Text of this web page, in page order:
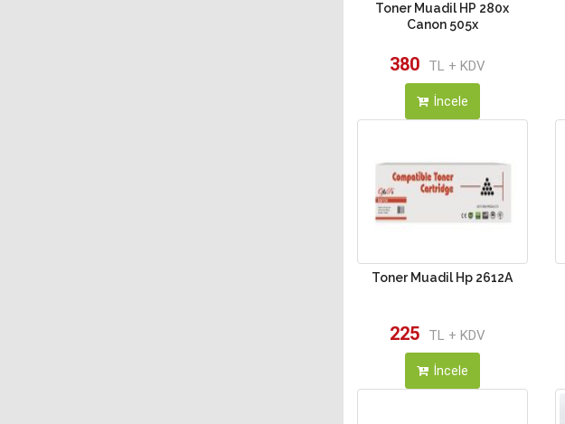
Toner Muadil HP 280x
Canon 505x
380 TL + KDV
İncele
Toner Muadil Hp 2612A
225 TL + KDV
İncele